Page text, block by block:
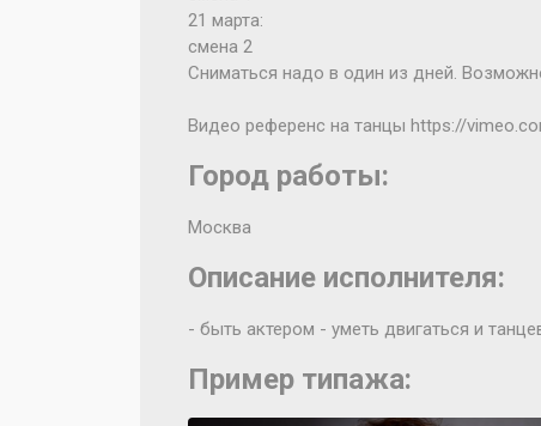
21 марта:
смена 2
Сниматься надо в один из дней.
Видео референс на танцы https://
Город работы:
Москва
Описание исполнителя:
- быть актером - уметь двигаться и
Пример типажа: